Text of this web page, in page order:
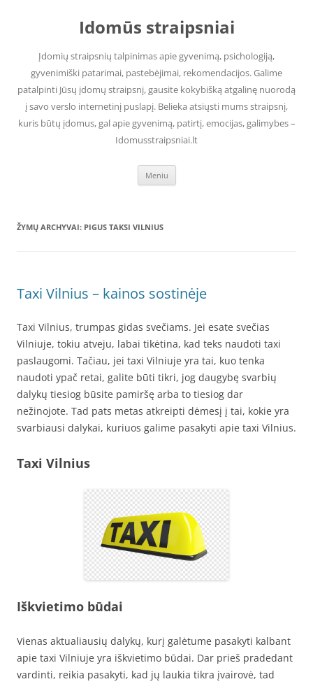
Idomūs straipsniai
Įdomių straipsnių talpinimas apie gyvenimą, psichologiją,
gyvenimiški patarimai, pastebėjimai, rekomendacijos. Galime
patalpinti Jūsų įdomų straipsnį, gausite kokybišką atgalinę nuorodą
į savo verslo internetinį puslapį. Belieka atsiųsti mums straipsnį,
kuris būtų įdomus, gal apie gyvenimą, patirtį, emocijas, galimybes –
Idomusstraipsniai.lt
Meniu
ŽYMŲ ARCHYVAI: PIGUS TAKSI VILNIUS
Taxi Vilnius – kainos sostinėje
Taxi Vilnius, trumpas gidas svečiams. Jei esate svečias
Vilniuje, tokiu atveju, labai tikėtina, kad teks naudoti taxi
paslaugomi. Tačiau, jei taxi Vilniuje yra tai, kuo tenka
naudoti ypač retai, galite būti tikri, jog daugybę svarbių
dalykų tiesiog būsite pamiršę arba to tiesiog dar
nežinojote. Tad pats metas atkreipti dėmesį į tai, kokie yra
svarbiausi dalykai, kuriuos galime pasakyti apie taxi Vilnius.
Taxi Vilnius
Iškvietimo būdai
Vienas aktualiausių dalykų, kurį galėtume pasakyti kalbant
apie taxi Vilniuje yra iškvietimo būdai. Dar prieš pradedant
vardinti, reikia pasakyti, kad jų laukia tikra įvairovė, tad